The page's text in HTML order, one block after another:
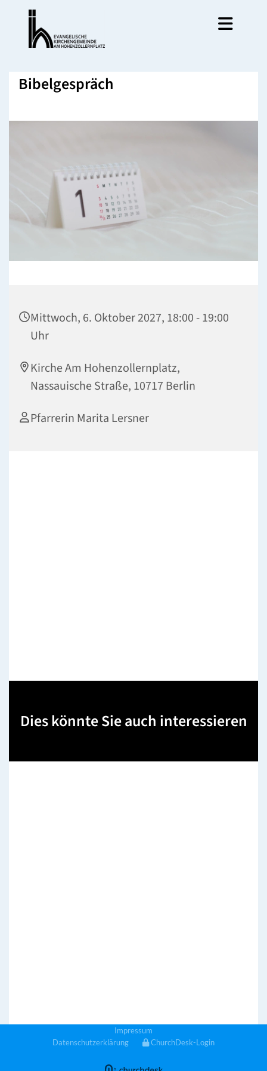
Bibelgespräch
Mittwoch, 6. Oktober 2027, 18:00 - 19:00
Uhr
Kirche Am Hohenzollernplatz,
Nassauische Straße, 10717 Berlin
Pfarrerin Marita Lersner
Dies könnte Sie auch interessieren
Impressum
Datenschutzerklärung
ChurchDesk-Login